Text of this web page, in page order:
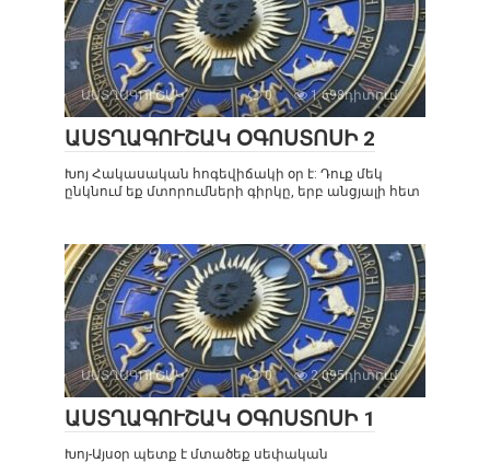
ԱՍՏՂԱԳՈՒՇԱԿ 0 1 698դիտում
ԱՍՏՂԱԳՈՒՇԱԿ ՕԳՈՍՏՈՍԻ 2
Խոյ Հակասական հոգեվիճակի օր է: Դուք մեկ
ընկնում եք մտորումների գիրկը, երբ անցյալի հետ
ԱՍՏՂԱԳՈՒՇԱԿ 0 2 095դիտում
ԱՍՏՂԱԳՈՒՇԱԿ ՕԳՈՍՏՈՍԻ 1
Խոյ-Այսօր պետք է մտածեք սեփական